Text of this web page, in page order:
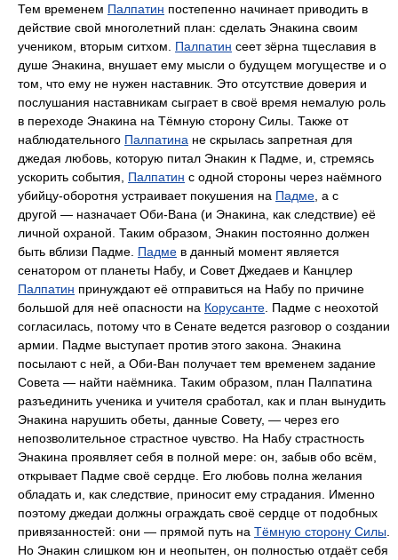
Тем временем Палпатин постепенно начинает приводить в
действие свой многолетний план: сделать Энакина своим
учеником, вторым ситхом. Палпатин сеет зёрна тщеславия в
душе Энакина, внушает ему мысли о будущем могуществе и о
том, что ему не нужен наставник. Это отсутствие доверия и
послушания наставникам сыграет в своё время немалую роль
в переходе Энакина на Тёмную сторону Силы. Также от
наблюдательного Палпатина не скрылась запретная для
джедая любовь, которую питал Энакин к Падме, и, стремясь
ускорить события, Палпатин с одной стороны через наёмного
убийцу-оборотня устраивает покушения на Падме , а с
другой — назначает Оби-Вана (и Энакина, как следствие) её
личной охраной. Таким образом, Энакин постоянно должен
быть вблизи Падме. Падме в данный момент является
сенатором от планеты Набу, и Совет Джедаев и Канцлер
Палпатин принуждают её отправиться на Набу по причине
большой для неё опасности на Корусанте . Падме с неохотой
согласилась, потому что в Сенате ведется разговор о создании
армии. Падме выступает против этого закона. Энакина
посылают с ней, а Оби-Ван получает тем временем задание
Совета — найти наёмника. Таким образом, план Палпатина
разъединить ученика и учителя сработал, как и план вынудить
Энакина нарушить обеты, данные Совету, — через его
непозволительное страстное чувство. На Набу страстность
Энакина проявляет себя в полной мере: он, забыв обо всём,
открывает Падме своё сердце. Его любовь полна желания
обладать и, как следствие, приносит ему страдания. Именно
поэтому джедаи должны ограждать своё сердце от подобных
привязанностей: они — прямой путь на Тёмную сторону Силы
Но Энакин слишком юн и неопытен, он полностью отдаёт себя